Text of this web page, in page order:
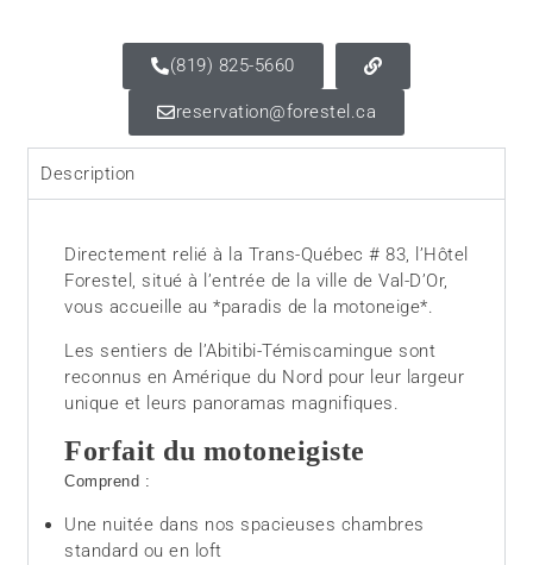
(819) 825-5660
reservation@forestel.ca
Description
Directement relié à la Trans-Québec # 83, l’Hôtel
Forestel, situé à l’entrée de la ville de Val-D’Or,
vous accueille au *paradis de la motoneige*.
Les sentiers de l’Abitibi-Témiscamingue sont
reconnus en Amérique du Nord pour leur largeur
unique et leurs panoramas magnifiques.
Forfait du motoneigiste
Comprend :
Une nuitée dans nos spacieuses chambres
standard ou en loft